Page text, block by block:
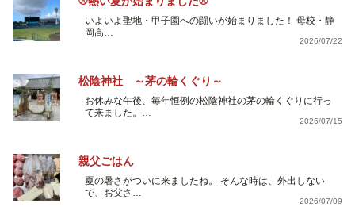
いよいよ聖地・甲子園への闘いが始まりました！ 母校・静
岡高…
2026/07/22
松陰神社 ～茅の輪くぐり～
お休みな午後、毎年恒例の松陰神社の茅の輪くぐりに行っ
て来ました。…
2026/07/15
親父ごはん
夏の暑さがついに来ましたね。 そんな時は、外出しない
で、お父さ…
2026/07/09